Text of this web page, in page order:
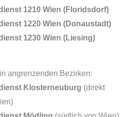
1210 Wien (Floridsdorf)
1220 Wien (Donaustadt)
1230 Wien (Liesing)
angrenzenden Bezirken:
Klosterneuburg (direkt